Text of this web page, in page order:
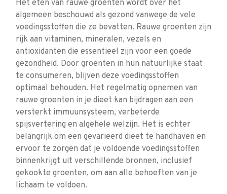
Het eten van rauwe groenten wordt over het
algemeen beschouwd als gezond vanwege de vele
voedingsstoffen die ze bevatten. Rauwe groenten zijn
rijk aan vitaminen, mineralen, vezels en
antioxidanten die essentieel zijn voor een goede
gezondheid. Door groenten in hun natuurlijke staat
te consumeren, blijven deze voedingsstoffen
optimaal behouden. Het regelmatig opnemen van
rauwe groenten in je dieet kan bijdragen aan een
versterkt immuunsysteem, verbeterde
spijsvertering en algehele welzijn. Het is echter
belangrijk om een gevarieerd dieet te handhaven en
ervoor te zorgen dat je voldoende voedingsstoffen
binnenkrijgt uit verschillende bronnen, inclusief
gekookte groenten, om aan alle behoeften van je
lichaam te voldoen.